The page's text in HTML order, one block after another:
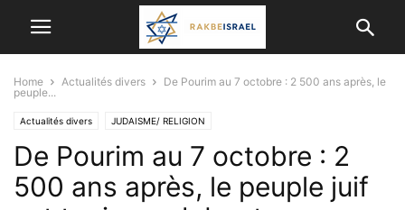
Home Actualités divers
De Pourim au 7 octobre : 2 500 ans après, le
peuple...
Actualités divers JUDAISME/ RELIGION
De Pourim au 7 octobre : 2
500 ans après, le peuple juif